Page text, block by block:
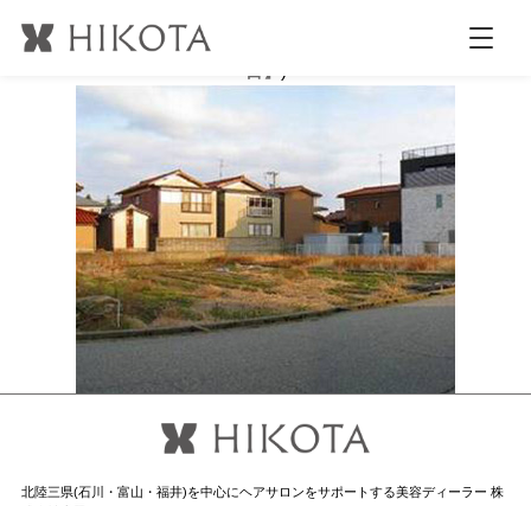
公開日時:
2016.8.17320 × 260
【土地】【金沢市有松3丁
北陸三県(石川・富山・福井)を中心にヘアサロンをサポートする美容ディーラー 株